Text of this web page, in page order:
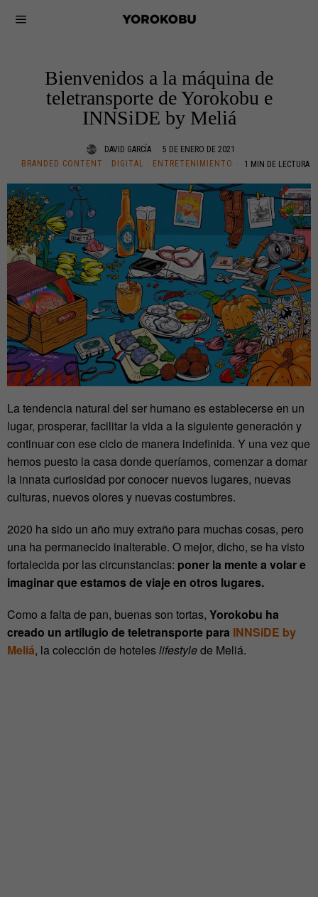
Bienvenidos a la máquina de
teletransporte de Yorokobu e
INNSiDE by Meliá
DAVID GARCÍA
5 DE ENERO DE 2021
BRANDED CONTENT · DIGITAL · ENTRETENIMIENTO 1 MIN DE LECTURA
La tendencia natural del ser humano es establecerse en un
lugar, prosperar, facilitar la vida a la siguiente generación y
continuar con ese ciclo de manera indefinida. Y una vez que
hemos puesto la casa donde queríamos, comenzar a domar
la innata curiosidad por conocer nuevos lugares, nuevas
culturas, nuevos olores y nuevas costumbres.
2020 ha sido un año muy extraño para muchas cosas, pero
una ha permanecido inalterable. O mejor, dicho, se ha visto
fortalecida por las circunstancias: poner la mente a volar e
imaginar que estamos de viaje en otros lugares.
Como a falta de pan, buenas son tortas, Yorokobu ha
creado un artilugio de teletransporte para INNSiDE by
Meliá, la colección de hoteleslifestylede Meliá.